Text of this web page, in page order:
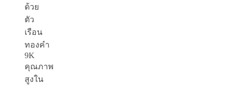
ด้วย
ตัว
เรือน
ทองคำ
9K
คุณภาพ
สูงใน